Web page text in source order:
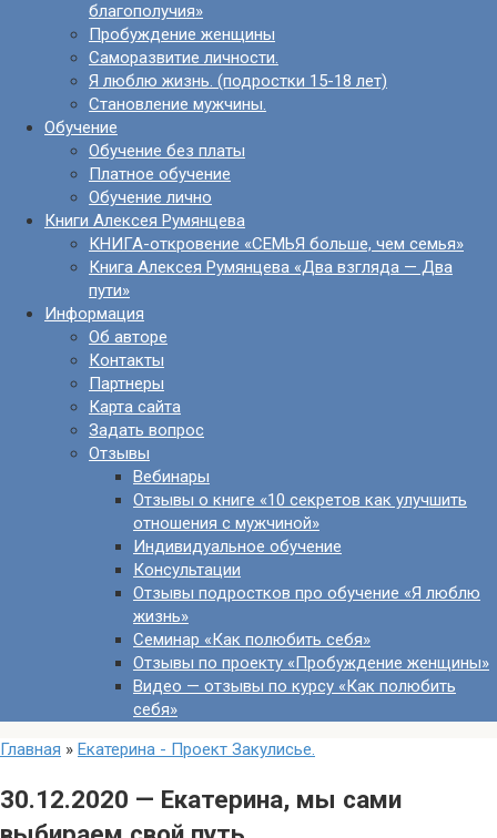
благополучия»
Пробуждение женщины
Саморазвитие личности.
Я люблю жизнь. (подростки 15-18 лет)
Становление мужчины.
Обучение
Обучение без платы
Платное обучение
Обучение лично
Книги Алексея Румянцева
КНИГА-откровение «СЕМЬЯ больше, чем семья»
Книга Алексея Румянцева «Два взгляда — Два
пути»
Информация
Об авторе
Контакты
Партнеры
Карта сайта
Задать вопрос
Отзывы
Вебинары
Отзывы о книге «10 секретов как улучшить
отношения с мужчиной»
Индивидуальное обучение
Консультации
Отзывы подростков про обучение «Я люблю
жизнь»
Семинар «Как полюбить себя»
Отзывы по проекту «Пробуждение женщины»
Видео — отзывы по курсу «Как полюбить
себя»
Главная » Екатерина - Проект Закулисье.
30.12.2020 — Екатерина, мы сами